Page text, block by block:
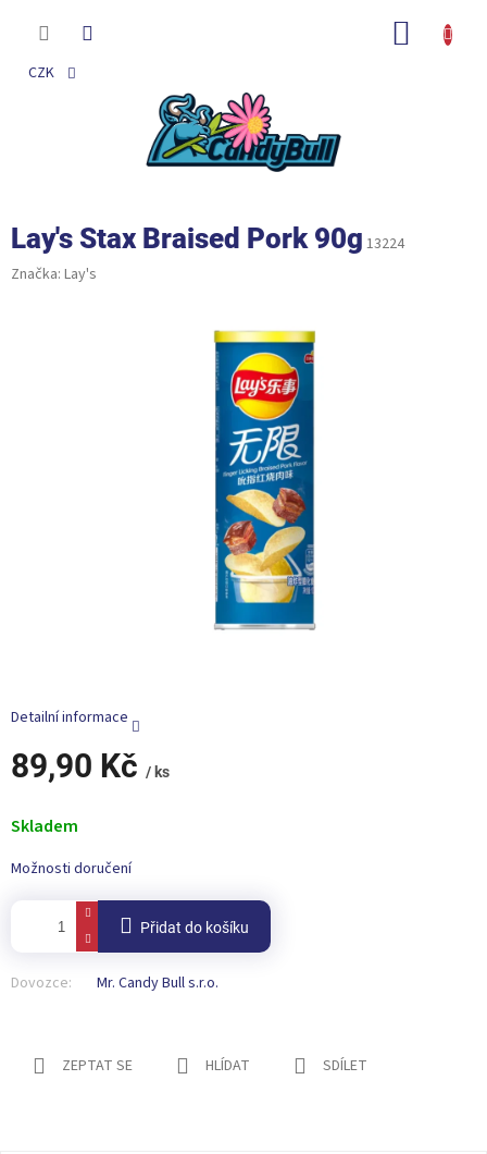
CZK
Lay's Stax Braised Pork 90g 13224
Značka: Lay's
89,90 Kč / ks
cena:
Skladem
Možnosti doručení
Přidat do košíku
Dovozce: Mr. Candy Bull s.r.o.
Detailní informace
ZEPTAT SE HLÍDAT SDÍLET